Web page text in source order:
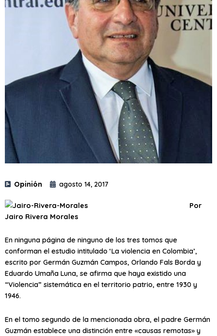
Opinión agosto 14, 2017
Por
Jairo Rivera Morales
En ninguna página de ninguno de los tres tomos que
conforman el estudio intitulado ‘La violencia en Colombia’,
escrito por Germán Guzmán Campos, Orlando Fals Borda y
Eduardo Umaña Luna, se afirma que haya existido una
“Violencia” sistemática en el territorio patrio, entre 1930 y
1946.
En el tomo segundo de la mencionada obra, el padre Germán
Guzmán establece una distinción entre «causas remotas» y